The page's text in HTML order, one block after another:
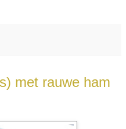
met rauwe ham